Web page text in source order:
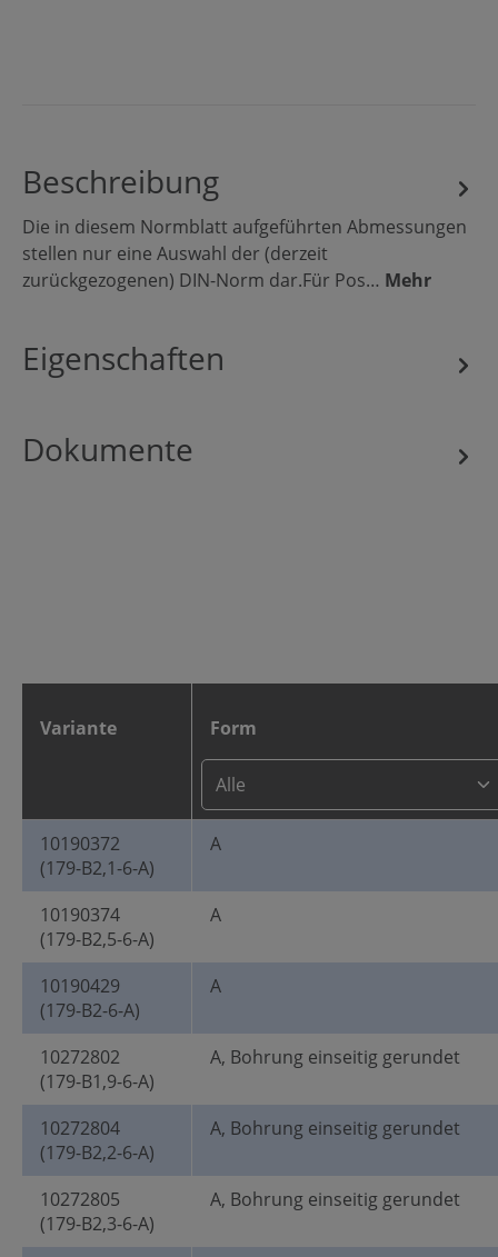
Beschreibung
Die in diesem Normblatt aufgeführten Abmessungen
stellen nur eine Auswahl der (derzeit
zurückgezogenen) DIN-Norm dar.Für Pos… Mehr
Eigenschaften
Dokumente
Variante Form
10190372
(179-B2,1-6-A)
A
10190374
(179-B2,5-6-A)
A
10190429
(179-B2-6-A)
A
10272802
(179-B1,9-6-A)
A, Bohrung einseitig gerundet
10272804
(179-B2,2-6-A)
A, Bohrung einseitig gerundet
10272805
(179-B2,3-6-A)
A, Bohrung einseitig gerundet